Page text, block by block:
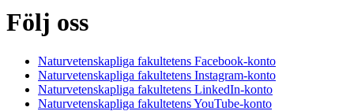
Följ oss
Naturvetenskapliga fakultetens Facebook-konto
Naturvetenskapliga fakultetens Instagram-konto
Naturvetenskapliga fakultetens LinkedIn-konto
Naturvetenskapliga fakultetens YouTube-konto